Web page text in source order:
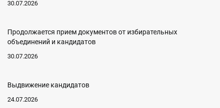
30.07.2026
Продолжается прием документов от избирательных
объединений и кандидатов
30.07.2026
Выдвижение кандидатов
24.07.2026